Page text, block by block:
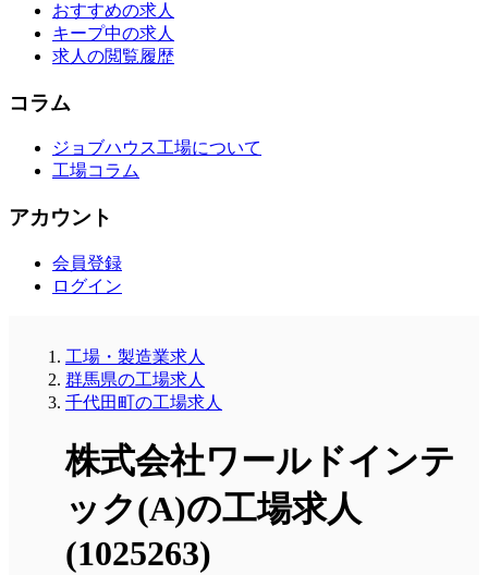
おすすめの求人
キープ中の求人
求人の閲覧履歴
コラム
ジョブハウス工場について
工場コラム
アカウント
会員登録
ログイン
工場・製造業求人
群馬県の工場求人
千代田町の工場求人
株式会社ワールドインテ
ック(A)の工場求人
(1025263)